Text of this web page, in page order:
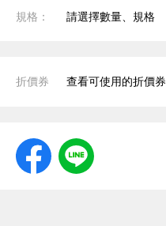
規格： 請選擇數量、規格
折價券 查看可使用的折價券